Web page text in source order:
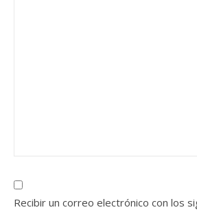
Recibir un correo electrónico con los